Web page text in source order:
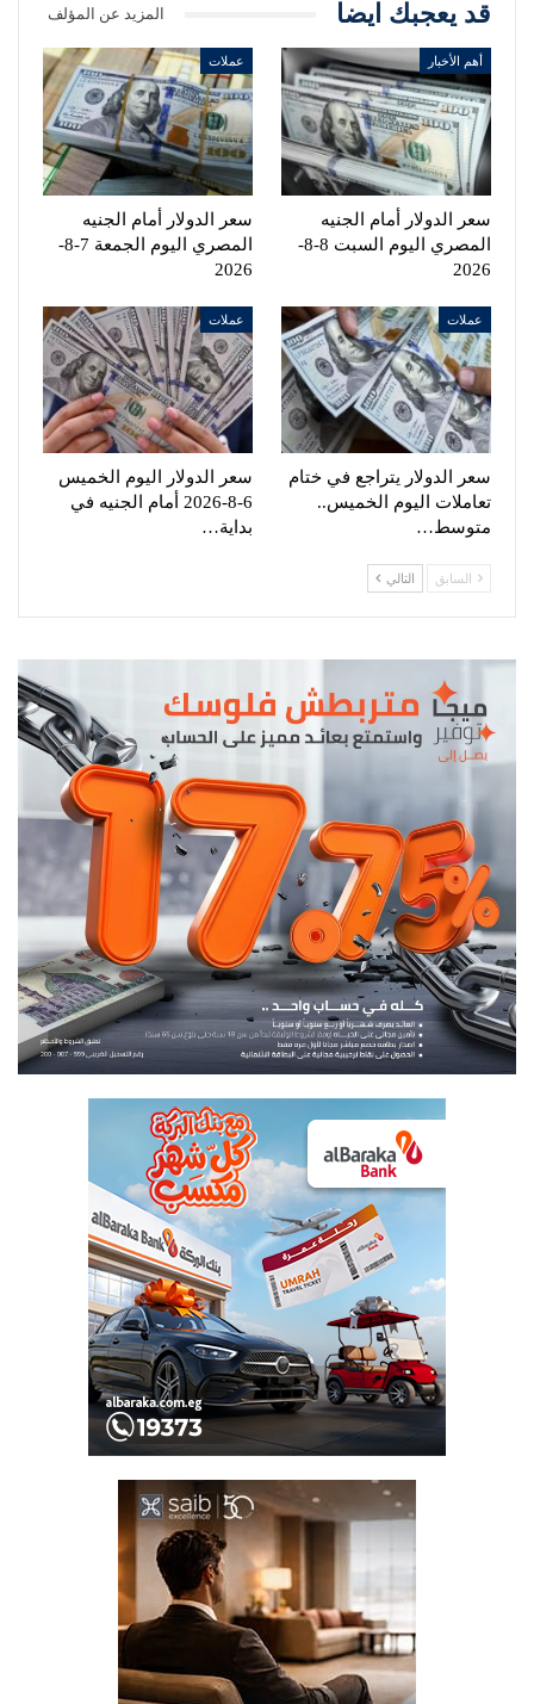
قد يعجبك ايضا المزيد عن المؤلف
أهم الأخبار
سعر الدولار أمام الجنيه
المصري اليوم السبت 8-8-
2026
عملات
سعر الدولار أمام الجنيه
المصري اليوم الجمعة 7-8-
2026
عملات
سعر الدولار يتراجع في ختام
تعاملات اليوم الخميس..
متوسط…
عملات
سعر الدولار اليوم الخميس
6-8-2026 أمام الجنيه في
بداية…
السابق التالي